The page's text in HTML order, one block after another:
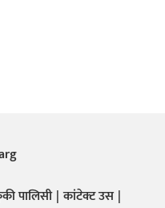
पालिसी कांटेक्ट उस